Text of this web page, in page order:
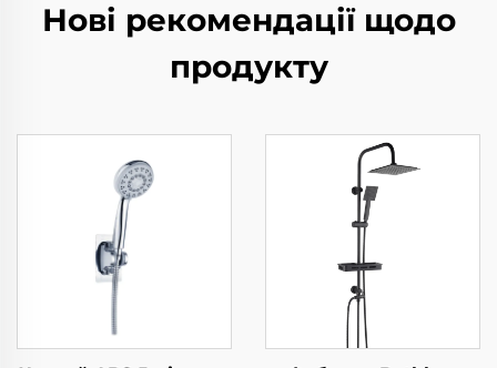
Нові рекомендації щодо
продукту